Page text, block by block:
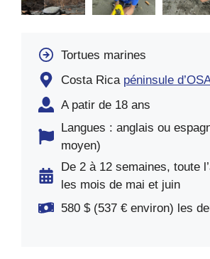
Tortues marines
Costa Rica péninsule
A patir de 18 ans
Langues : anglais ou
moyen)
De 2 à 12 semaines, toute
les mois de mai et juin
580 $ (537 € environ) les